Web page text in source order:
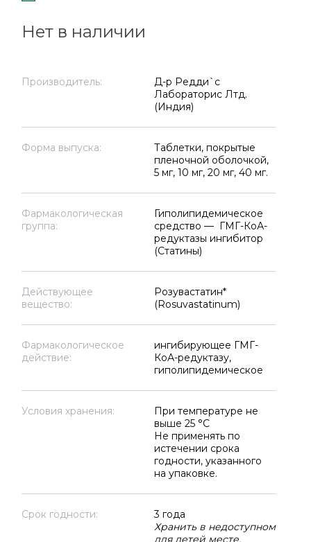
Нет в наличии
Производитель:
Д-р Редди`с
Лабораторис Лтд.
(Индия)
Форма выпуска:
Таблетки, покрытые
пленочной оболочкой,
5 мг, 10 мг, 20 мг, 40 мг.
Фармакологическая
группа:
Гиполипидемическое
средство — ГМГ-КоА-
редуктазы ингибитор
(Статины)
Действующее
вещество:
Розувастатин*
(Rosuvastatinum)
Фармакологическое
действие:
ингибирующее ГМГ-
КоА-редуктазу,
гиполипидемическое
Условия хранения:
При температуре не
выше 25 °C
Не применять по
истечении срока
годности, указанного
на упаковке.
Срок годности:
3 года
Хранить в недоступном
для детей месте.